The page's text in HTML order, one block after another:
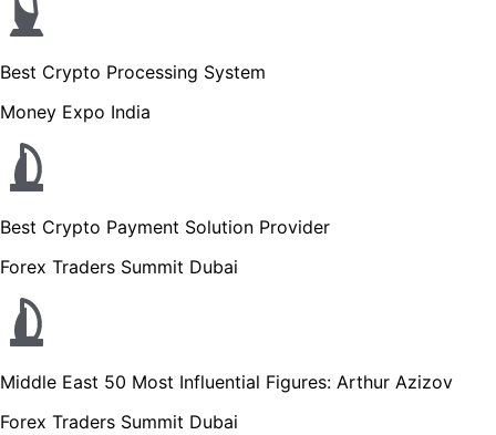
Best Crypto Processing System
Money Expo India
Best Crypto Payment Solution Provider
Forex Traders Summit Dubai
Middle East 50 Most Influential Figures: Arthur Azizov
Forex Traders Summit Dubai